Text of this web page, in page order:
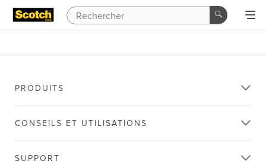
PRODUITS
CONSEILS ET UTILISATIONS
SUPPORT